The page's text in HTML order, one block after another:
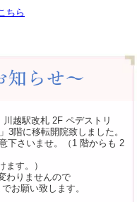
ちら
越駅改札 2F ペデストリ
3階に移転開院致しました。
下さいませ。（1 階からも 2
ます。）
わりませんので
お願い致します。